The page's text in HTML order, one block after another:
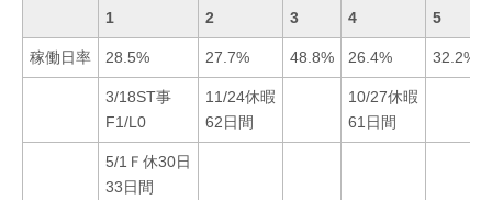
1 2 3 4 5
稼働日率 28.5% 27.7% 48.8% 26.4% 32.2%
3/18ST事
F1/L0
11/24休暇
62日間
10/27休暇
61日間
5/1Ｆ休30日
33日間